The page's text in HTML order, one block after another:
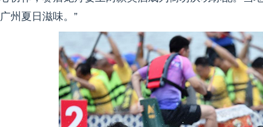
广州夏日滋味。”